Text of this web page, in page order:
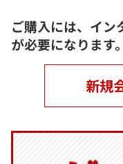
ご購入には、イン
が必要になります。
新規